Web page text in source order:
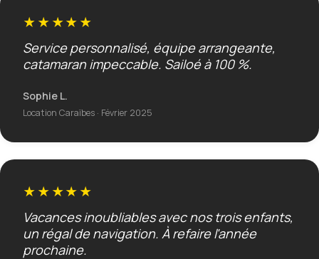
★★★★★
Service personnalisé, équipe arrangeante,
catamaran impeccable. Sailoé à 100 %.
Sophie L.
Location Caraïbes · Février 2025
★★★★★
Vacances inoubliables avec nos trois enfants,
un régal de navigation. À refaire l'année
prochaine.